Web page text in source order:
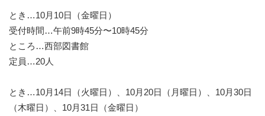
とき…10月10日（金曜日）
受付時間…午前9時45分〜10時45分
ところ…西部図書館
定員…20人
とき…10月14日（火曜日）、10月20日（月曜日）、10月30日
（木曜日）、10月31日（金曜日）